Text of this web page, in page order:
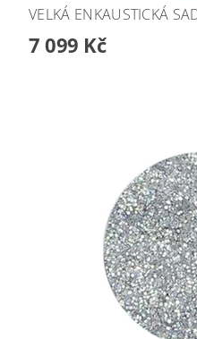
VELKÁ ENKAUSTICKÁ
7 099 Kč